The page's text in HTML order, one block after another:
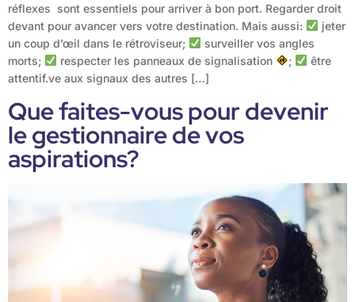
réflexes sont essentiels pour arriver à bon port. Regarder droit
devant pour avancer vers votre destination. Mais aussi:
jeter
un coup d’œil dans le rétroviseur;
surveiller vos angles
morts;
respecter les panneaux de signalisation ;
être
attentif.ve aux signaux des autres […]
Que faites-vous pour devenir
le gestionnaire de vos
aspirations?